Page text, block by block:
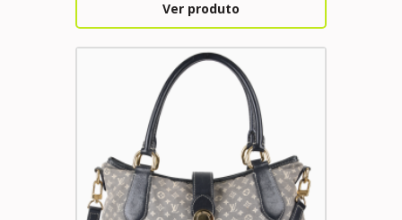
Ver produto